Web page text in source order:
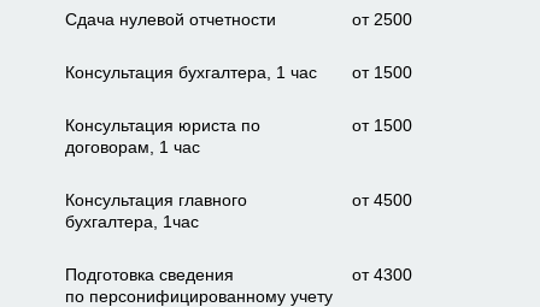
Сдача нулевой отчетности от 2500
Консультация бухгалтера, 1 час от 1500
Консультация юриста по
договорам, 1 час
от 1500
Консультация главного
бухгалтера, 1час
от 4500
Подготовка сведения
по персонифицированному учету
от 4300